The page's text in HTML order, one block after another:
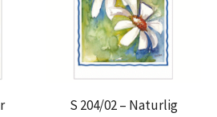
S 204/02 – Naturlig